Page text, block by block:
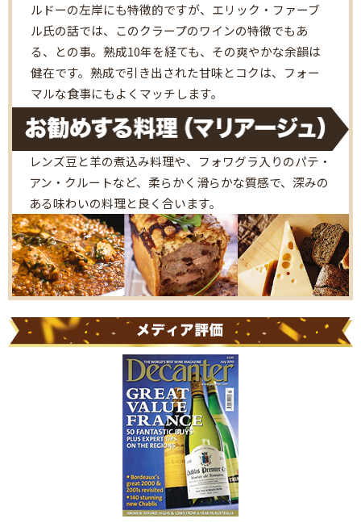
ルドーの左岸にも特徴的ですが、エリック・ファーブ
ル氏の話では、このクラープのワインの特徴でもあ
る、との事。熟成10年を経ても、その爽やかな余韻は
健在です。熟成で引き出された甘味とコクは、フォー
マルな食事にもよくマッチします。
レンズ豆と羊の煮込み料理や、フォワグラ入りのパテ・
アン・クルートなど、柔らかく滑らかな質感で、深みの
ある味わいの料理と良く合います。